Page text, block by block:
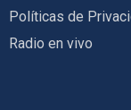
Políticas de
Radio en vivo